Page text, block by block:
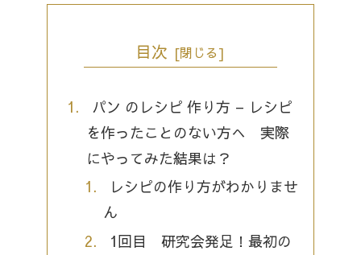
目次
パン のレシピ 作り方 – レシピ
を作ったことのない方へ 実際
にやってみた結果は？
レシピの作り方がわかりませ
ん
1回目 研究会発足！最初の